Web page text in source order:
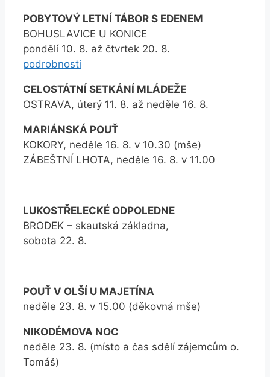
POBYTOVÝ LETNÍ TÁBOR S EDENEM
BOHUSLAVICE U KONICE
pondělí 10. 8. až čtvrtek 20. 8.
podrobnosti
CELOSTÁTNÍ SETKÁNÍ MLÁDEŽE
OSTRAVA, úterý 11. 8. až neděle 16. 8.
MARIÁNSKÁ POUŤ
KOKORY, neděle 16. 8. v 10.30 (mše)
ZÁBEŠTNÍ LHOTA, neděle 16. 8. v 11.00
LUKOSTŘELECKÉ ODPOLEDNE
BRODEK – skautská základna,
sobota 22. 8.
POUŤ V OLŠÍ U MAJETÍNA
neděle 23. 8. v 15.00 (děkovná mše)
NIKODÉMOVA NOC
neděle 23. 8. (místo a čas sdělí zájemcům o.
Tomáš)